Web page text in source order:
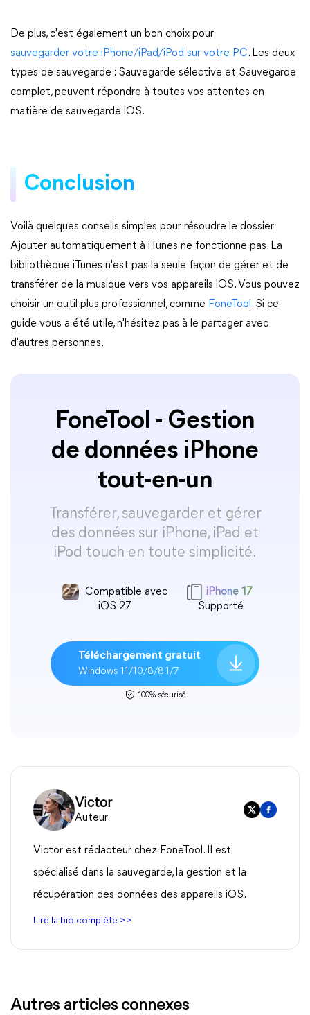
De plus, c'est également un bon choix pour
sauvegarder votre iPhone/iPad/iPod sur votre PC. Les deux
types de sauvegarde : Sauvegarde sélective et Sauvegarde
complet, peuvent répondre à toutes vos attentes en
matière de sauvegarde iOS.
Conclusion
Voilà quelques conseils simples pour résoudre le dossier
Ajouter automatiquement à iTunes ne fonctionne pas. La
bibliothèque iTunes n'est pas la seule façon de gérer et de
transférer de la musique vers vos appareils iOS. Vous pouvez
choisir un outil plus professionnel, comme FoneTool . Si ce
guide vous a été utile, n'hésitez pas à le partager avec
d'autres personnes.
FoneTool - Gestion
de données iPhone
tout-en-un
Transférer, sauvegarder et gérer
des données sur iPhone, iPad et
iPod touch en toute simplicité.
Compatible avec
iOS 27
iPhone 17
Supporté
Téléchargement gratuit
Windows 11/10/8/8.1/7
100% sécurisé
Victor
Auteur
Victor est rédacteur chez FoneTool. Il est
spécialisé dans la sauvegarde, la gestion et la
récupération des données des appareils iOS.
Lire la bio complète >>
Autres articles connexes